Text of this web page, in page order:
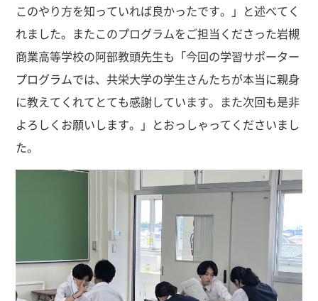
このやり方を知っていれば良かったです。」と述べてく
れました。またこのプログラムをご担当くださった岩槻
商業高等学校の阿部教頭先生も「今回の学習サポーター
プログラムでは、共栄大学の学生さんたちが本当に親身
に教えてくれてとても感謝しています。また次回も是非
よろしくお願いします。」とおっしゃってくださいまし
た。